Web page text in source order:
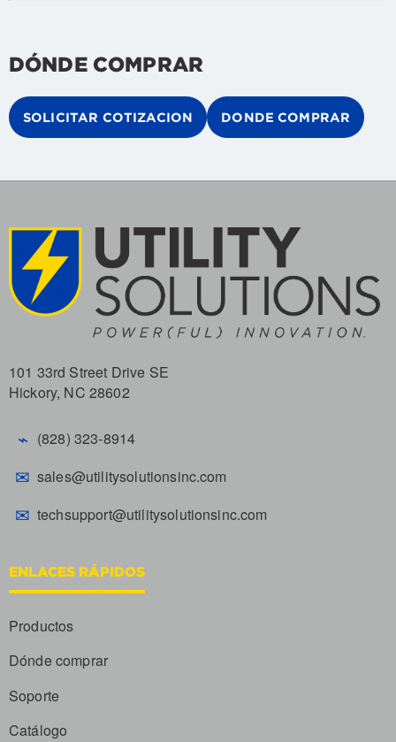
DÓNDE COMPRAR
SOLICITAR COTIZACION DONDE COMPRAR
101 33rd Street Drive SE
Hickory, NC 28602
⌁ (828) 323-8914
✉ sales@utilitysolutionsinc.com
✉ techsupport@utilitysolutionsinc.com
ENLACES RÁPIDOS
Productos
Dónde comprar
Soporte
Catálogo